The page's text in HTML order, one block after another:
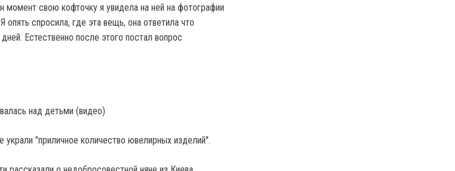
момент свою кофточку я увидела на ней на фотографии
опять спросила, где эта вещь, она ответила что
Естественно после этого постал вопрос
над детьми (видео)
"приличное количество ювелирных изделий".